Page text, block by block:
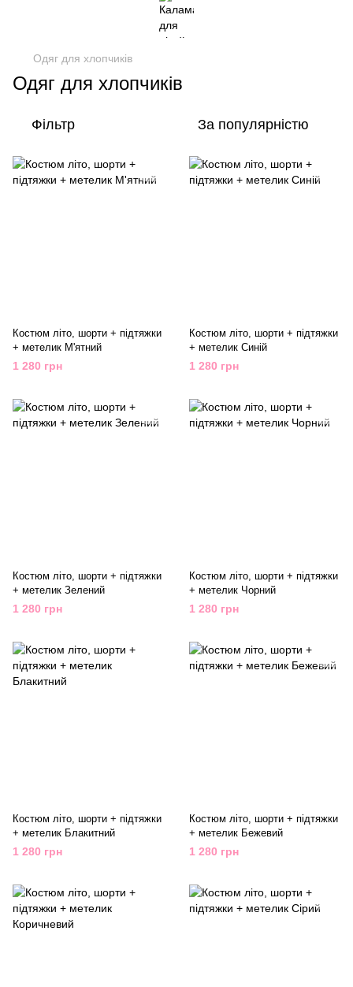
Одяг для хлопчиків
Одяг для хлопчиків
Фільтр За популярністю
Костюм літо, шорти + підтяжки
+ метелик М'ятний
1 280 грн
Костюм літо, шорти + підтяжки
+ метелик Синій
1 280 грн
Костюм літо, шорти + підтяжки
+ метелик Зелений
1 280 грн
Костюм літо, шорти + підтяжки
+ метелик Чорний
1 280 грн
Костюм літо, шорти + підтяжки
+ метелик Блакитний
1 280 грн
Костюм літо, шорти + підтяжки
+ метелик Бежевий
1 280 грн